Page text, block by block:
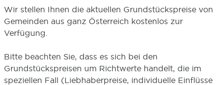
Wir stellen Ihnen die aktuellen Grundstückspreise von
Gemeinden aus ganz Österreich kostenlos zur
Verfügung.
Bitte beachten Sie, dass es sich bei den
Grundstückspreisen um Richtwerte handelt, die im
speziellen Fall (Liebhaberpreise, individuelle Einflüsse